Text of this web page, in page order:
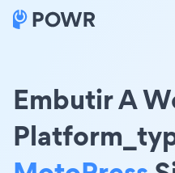
Embutir A